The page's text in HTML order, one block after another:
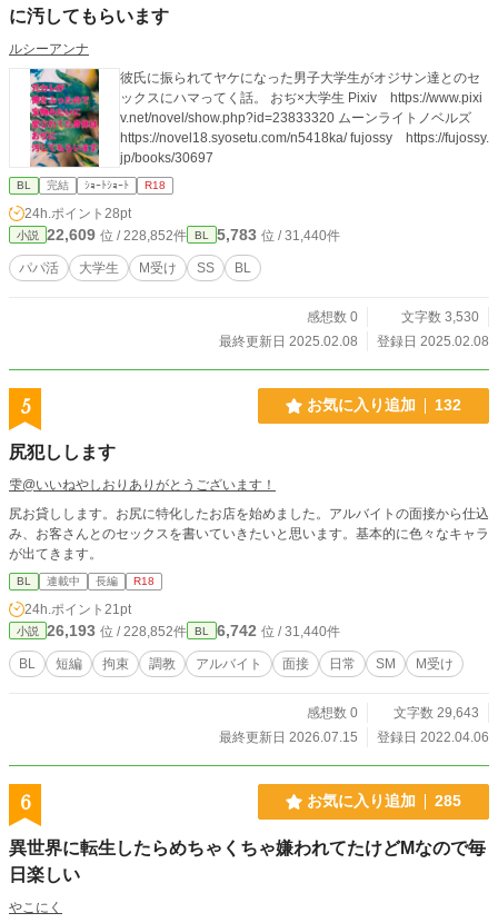
に汚してもらいます
ルシーアンナ
彼氏に振られてヤケになった男子大学生がオジサン達とのセ
ックスにハマってく話。 おぢ×大学生 Pixiv https://www.pixi
v.net/novel/show.php?id=23833320 ムーンライトノベルズ
https://novel18.syosetu.com/n5418ka/ fujossy https://fujossy.
jp/books/30697
BL 完結 ｼｮｰﾄｼｮｰﾄ R18
24h.ポイント 28pt
小説 22,609 位 / 228,852件 BL 5,783 位 / 31,440件
パパ活 大学生 M受け SS BL
感想数 0
文字数 3,530
最終更新日 2025.02.08
登録日 2025.02.08
5 お気に入り追加 132
尻犯しします
雫@いいねやしおりありがとうございます！
尻お貸しします。お尻に特化したお店を始めました。アルバイトの面接から仕込
み、お客さんとのセックスを書いていきたいと思います。基本的に色々なキャラ
が出てきます。
BL 連載中 長編 R18
24h.ポイント 21pt
小説 26,193 位 / 228,852件 BL 6,742 位 / 31,440件
BL 短編 拘束 調教 アルバイト 面接 日常 SM M受け
感想数 0
文字数 29,643
最終更新日 2026.07.15
登録日 2022.04.06
6 お気に入り追加 285
異世界に転生したらめちゃくちゃ嫌われてたけどMなので毎
日楽しい
やこにく